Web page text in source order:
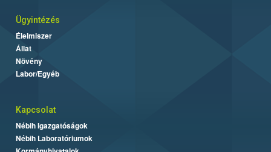
Ügyintézés
Élelmiszer
Állat
Növény
Labor/Egyéb
Kapcsolat
Nébih Igazgatóságok
Nébih Laboratóriumok